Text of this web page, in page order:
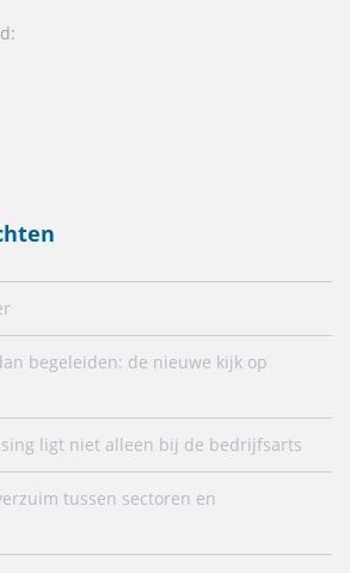
begeleiden: de nieuwe kijk op
ligt niet alleen bij de bedrijfsarts
tussen sectoren en